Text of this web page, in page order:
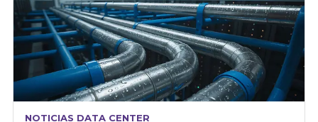
NOTICIAS DATA CENTER